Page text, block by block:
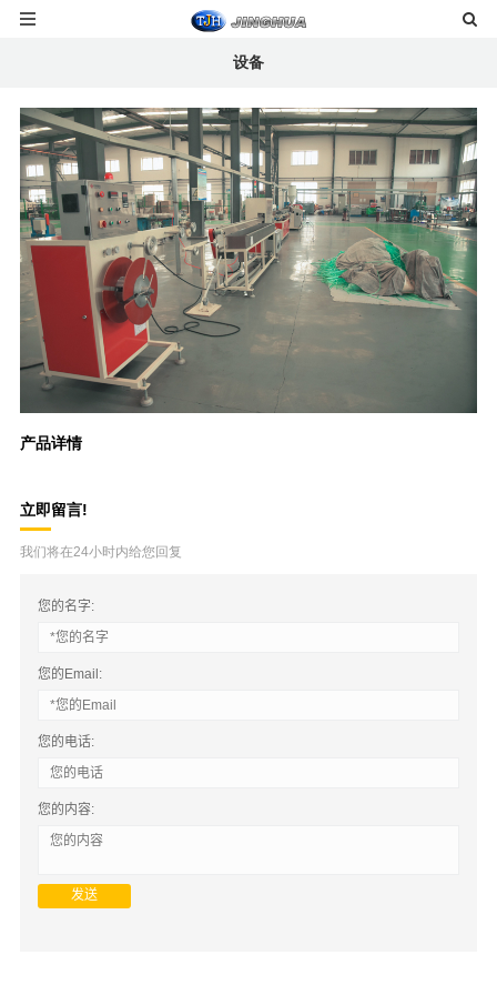
设备
产品详情
立即留言!
我们将在24小时内给您回复
您的名字:
您的Email:
您的电话:
您的内容: